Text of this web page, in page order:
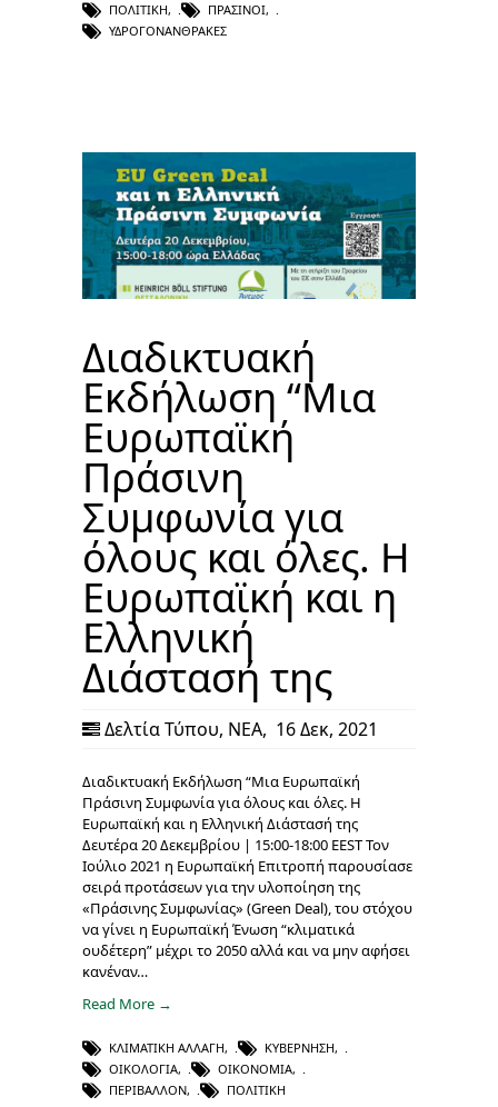
ΠΟΛΙΤΙΚΉ, ΠΡΆΣΙΝΟΙ,
ΥΔΡΟΓΟΝΆΝΘΡΑΚΕΣ
Διαδικτυακή
Εκδήλωση “Μια
Ευρωπαϊκή
Πράσινη
Συμφωνία για
όλους και όλες. Η
Ευρωπαϊκή και η
Ελληνική
Διάστασή της
Δελτία Τύπου, ΝΕΑ, 16 Δεκ, 2021
Διαδικτυακή Εκδήλωση “Μια Ευρωπαϊκή
Πράσινη Συμφωνία για όλους και όλες. Η
Ευρωπαϊκή και η Ελληνική Διάστασή της
Δευτέρα 20 Δεκεμβρίου | 15:00-18:00 EEST Τον
Ιούλιο 2021 η Ευρωπαϊκή Επιτροπή παρουσίασε
σειρά προτάσεων για την υλοποίηση της
«Πράσινης Συμφωνίας» (Green Deal), του στόχου
να γίνει η Ευρωπαϊκή Ένωση “κλιματικά
ουδέτερη” μέχρι το 2050 αλλά και να μην αφήσει
κανέναν…
Read More →
ΚΛΙΜΑΤΙΚΉ ΑΛΛΑΓΉ, ΚΥΒΈΡΝΗΣΗ,
ΟΙΚΟΛΟΓΊΑ, ΟΙΚΟΝΟΜΊΑ,
ΠΕΡΙΒΆΛΛΟΝ, ΠΟΛΙΤΙΚΉ